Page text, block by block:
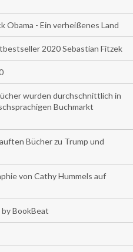
Obama - Ein verheißenes Land
2020 Sebastian Fitzek
wurden durchschnittlich in
Buchmarkt
Bücher zu Trump und
von Cathy Hummels auf
BookBeat